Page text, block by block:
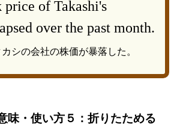
of Takashi's
over the past month.
シの会社の株価が暴落した。
味・使い方５：折りたためる